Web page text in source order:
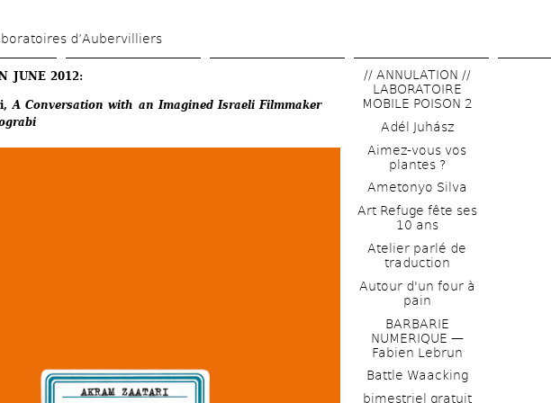
main
d’Aubervilliers
JUNE 2012:
A Conversation with an Imagined Israeli Filmmaker
// ANNULATION //
LABORATOIRE
MOBILE POISON 2
Adél Juhász
Aimez-vous vos
plantes ?
Ametonyo Silva
Art Refuge fête ses
10 ans
Atelier parlé de
traduction
Autour d'un four à
pain
BARBARIE
NUMERIQUE —
Fabien Lebrun
Battle Waacking
bimestriel gratuit